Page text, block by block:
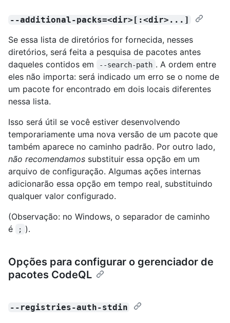
--additional-packs=<dir>[:<dir>...]
Se essa lista de diretórios for fornecida, nesses
diretórios, será feita a pesquisa de pacotes antes
daqueles contidos em
--search-path . A ordem entre
eles não importa: será indicado um erro se o nome de
um pacote for encontrado em dois locais diferentes
nessa lista.
Isso será útil se você estiver desenvolvendo
temporariamente uma nova versão de um pacote que
também aparece no caminho padrão. Por outro lado,
não recomendamos substituir essa opção em um
arquivo de configuração. Algumas ações internas
adicionarão essa opção em tempo real, substituindo
qualquer valor configurado.
(Observação: no Windows, o separador de caminho
é
; ).
Opções para configurar o gerenciador de
pacotes CodeQL
--registries-auth-stdin